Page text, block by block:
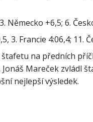
na předních
Mareček zvládl
nejlepší výsledek.